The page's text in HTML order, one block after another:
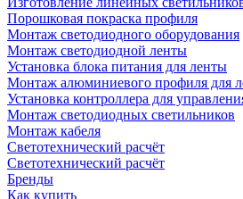
Порошковая покраска профиля
Монтаж светодиодного оборудования
Монтаж светодиодной ленты
Установка блока питания для ленты
Монтаж алюминиевого профиля для
Установка контроллера для
Монтаж светодиодных светильников
Монтаж кабеля
Светотехнический расчёт
Светотехнический расчёт
Бренды
Как купить